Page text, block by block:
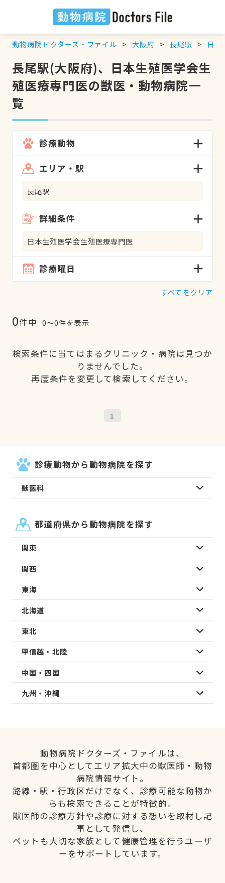
動物病院ドクターズ・ファイル 大阪府 長尾駅 日本
長尾駅(大阪府)、日本生殖医学会生
殖医療専門医の獣医・動物病院一
覧
診療動物
エリア・駅
長尾駅
詳細条件
日本生殖医学会生殖医療専門医
診療曜日
すべてをクリア
0件中 0〜0件を表示
検索条件に当てはまるクリニック・病院は見つか
りませんでした。
再度条件を変更して検索してください。
1
診療動物から動物病院を探す
獣医科
都道府県から動物病院を探す
関東
関西
東海
北海道
東北
甲信越・北陸
中国・四国
九州・沖縄
動物病院ドクターズ・ファイルは、
首都圏を中心としてエリア拡大中の獣医師・動物
病院情報サイト。
路線・駅・行政区だけでなく、診療可能な動物か
らも検索できることが特徴的。
獣医師の診療方針や診療に対する想いを取材し記
事として発信し、
ペットも大切な家族として健康管理を行うユーザ
ーをサポートしています。